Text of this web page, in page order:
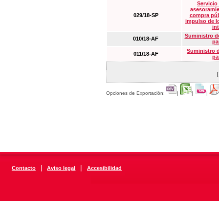
029/18-SP
Servicio
compra
impulso de
010/18-AF
Suministro
011/18-AF
Suministro
Opciones de Exportación: | | |
Contacto | Aviso legal | Accesibilidad